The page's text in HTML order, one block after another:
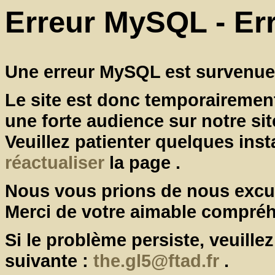
Erreur MySQL -
Une erreur MySQL est
Le site est donc
une forte audience sur notre
Veuillez patienter quelques
réactualiser la page .
Nous vous prions de nous
Merci de votre aimable
Si le problème persiste,
suivante : the.gl5@ftad.fr .